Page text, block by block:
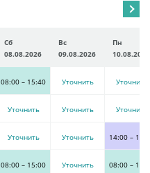
Сб
08.08.2026
Вс
09.08.2026
Пн
10.08.2026
08:00 – 15:40 Уточнить Уточнить
Уточнить Уточнить Уточнить
Уточнить Уточнить 14:00 –
08:00 – 15:00 Уточнить 08:00 –